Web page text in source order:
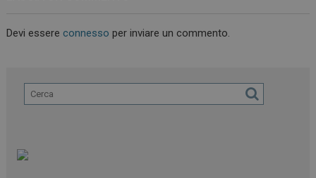
Devi essereconnesso per inviare un commento.